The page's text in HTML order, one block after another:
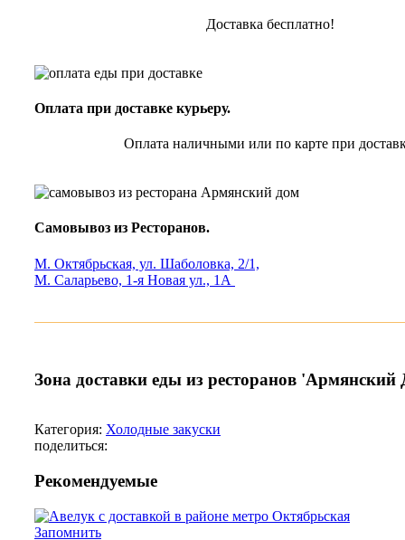
Доставка бесплатно!
Оплата при доставке курьеру.
Оплата наличными или по карте при
Самовывоз из Ресторанов.
М. Октябрьская, ул. Шаболовка, 2/1,
М. Саларьево, 1-я Новая ул., 1А
Зона доставки еды из ресторанов
Категория: Холодные закуски
поделиться:
Рекомендуемые
Запомнить